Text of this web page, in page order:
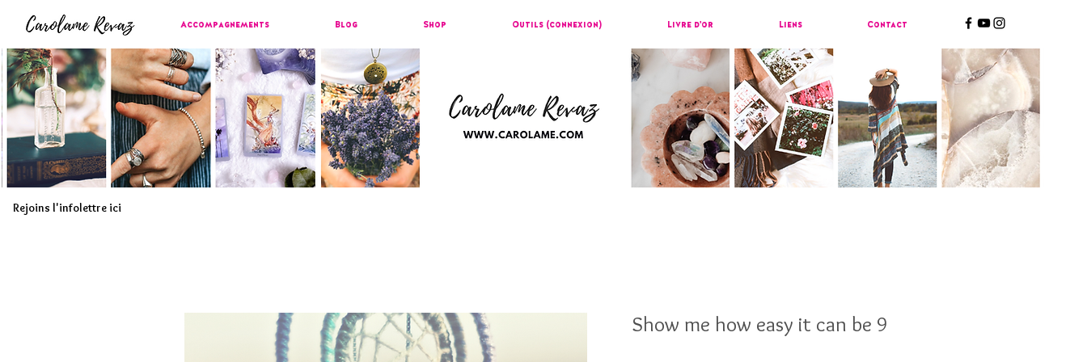
Accompagnements Blog Shop Outils (connexion) Livre d'or Liens Contact
Show me how easy it can be 9
Rejoins l'infolettre ici